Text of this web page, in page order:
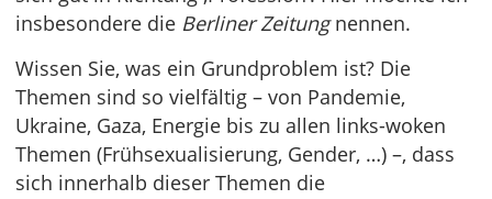
insbesondere die Berliner Zeitungnennen.
Wissen Sie, was ein Grundproblem ist? Die
Themen sind so vielfältig – von Pandemie,
Ukraine, Gaza, Energie bis zu allen links-woken
Themen (Frühsexualisierung, Gender, …) –, dass
sich innerhalb dieser Themen die